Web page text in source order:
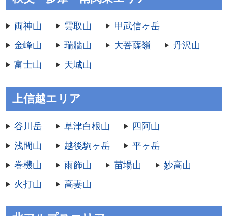
両神山 雲取山
甲武信ヶ岳
金峰山
瑞牆山 大菩薩嶺
丹沢山
富士山
天城山
上信越エリア
谷川岳 草津白根山
四阿山
浅間山
越後駒ヶ岳
平ヶ岳
巻機山
雨飾山 苗場山
妙高山
火打山
高妻山